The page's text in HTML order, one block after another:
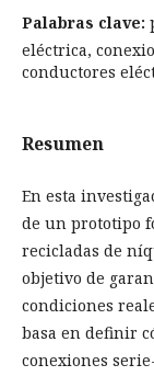
Palabras clave:
eléctrica,
conductores
Resumen
En esta
de un prototipo
recicladas de
objetivo de
condiciones
basa en definir
conexiones